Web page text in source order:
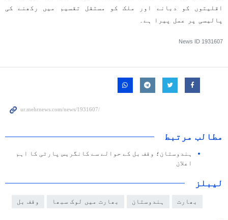
اقلیتوں کو دبانے اور ملک کو مستقل تقسیم میں رکھنے کی
پالیسی پر عمل پیرا ہے۔
News ID 1931607
مطالب مرتبط
ہندوستان؛ وقف بل کے حوالے سے کانگریس پارٹی کا اہم
اعلان
لیبلز
بھارت ہندوستان بھارت میں لوک سبھا وقف بل